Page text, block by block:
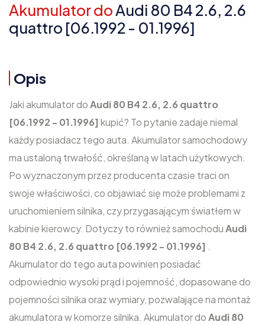
Akumulator doAudi 80 B4 2.6, 2.6
quattro [06.1992 - 01.1996]
Opis
Jaki akumulator doAudi 80 B4 2.6, 2.6 quattro
[06.1992 - 01.1996] kupić? To pytanie zadaje niemal
każdy posiadacz tego auta. Akumulator samochodowy
ma ustaloną trwałość, określaną w latach użytkowych.
Po wyznaczonym przez producenta czasie traci on
swoje właściwości, co objawiać się może problemami z
uruchomieniem silnika, czy przygasającym światłem w
kabinie kierowcy. Dotyczy to również samochoduAudi
80 B4 2.6, 2.6 quattro [06.1992 - 01.1996] .
Akumulator do tego auta powinien posiadać
odpowiednio wysoki prąd i pojemność, dopasowane do
pojemności silnika oraz wymiary, pozwalające na montaż
akumulatora w komorze silnika. Akumulator doAudi 80